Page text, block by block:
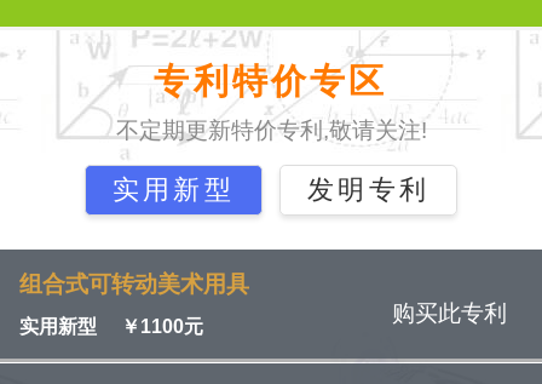
专利特价专区
不定期更新特价专利,敬请关注!
实用新型 发明专利
组合式可转动美术用具
实用新型 ￥1100元
购买此专利